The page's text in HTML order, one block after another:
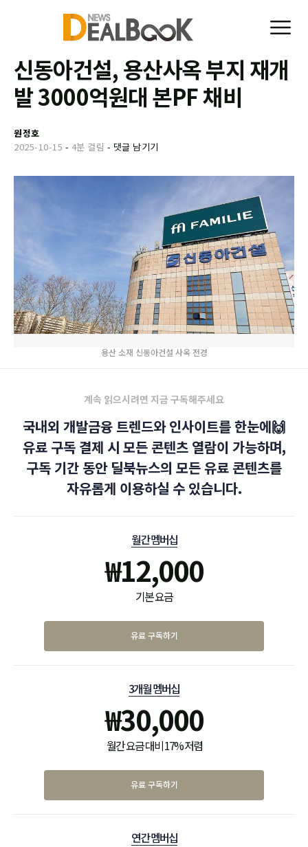
신동아건설, 용산사옥 부지 재개
발 3000억원대 본PF 채비
원정호
2025-10-15 - 4분 걸림 - 댓글 남기기
용산 소재 신동아건설 사옥 전경
계속 읽으시려면 지금 구독해주세요
국내외 개발금융 트렌드와 인사이트를 한눈에🙌
유료 구독 결제 시 모든 콘텐츠 열람이 가능하며,
구독 기간 동안 딜북뉴스의 모든 유료 콘텐츠를
자유롭게 이용하실 수 있습니다.
월간 멤버십
₩12,000
기본 요금
유료 구독하기
3개월 멤버십
₩30,000
월간 요금 대비 17% 저렴
유료 구독하기
연간 멤버십